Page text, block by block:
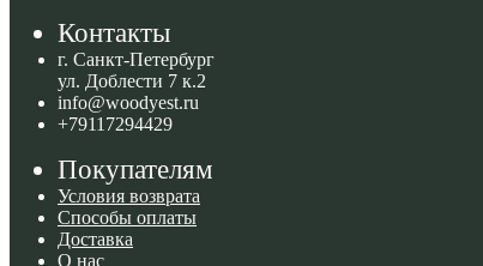
Контакты
г. Санкт-Петербург
ул. Доблести 7 к.2
info@woodyest.ru
+79117294429
Покупателям
Условия возврата
Способы оплаты
Доставка
О нас